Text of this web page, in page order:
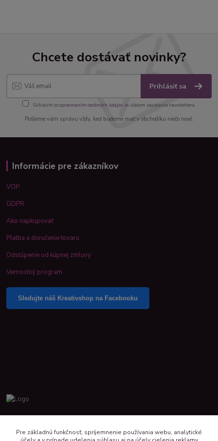
Chcete dostávať novinky?
Prihlásiť sa
Súhlasím sospracovaním osobných údajov za účelom zasielania newslettera.
Pošleme vám správu vždy, keď budeme mať v obchodíku niečo nové.
Informácie pre zákazníkov
VOP
GDPR
Ako napkupovať
Platba a doručenie tovaru
Odstúpenie od kúpnej zmluvy
Vernostný program
Sledujte náš Kreativshop na Facebooku
Pre základnú funkčnosť, spríjemnenie používania webu, analytické